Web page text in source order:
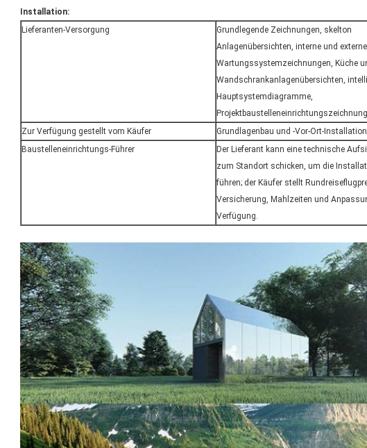
Installation:
Lieferanten-Versorgung
Grundlegende Zeichnungen, skelton
Anlagenübersichten, interne und externe
Wartungssystemzeichnungen, Küche
Wandschrankanlagenübersichten,
Hauptsystemdiagramme,
Zur Verfügung gestellt vom Käufer
Grundlagenbau und -Vor-Ort-Installation
Baustelleneinrichtungs-Führer
Der Lieferant kann eine technische
zum Standort schicken, um die
führen; der Käufer stellt
Versicherung, Mahlzeiten und
Verfügung.